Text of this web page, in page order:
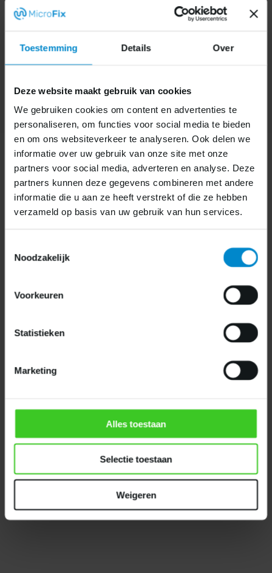
Toestemming Details Over
Deze website maakt gebruik van cookies
We gebruiken cookies om content en advertenties te
personaliseren, om functies voor social media te bieden
en om ons websiteverkeer te analyseren. Ook delen we
informatie over uw gebruik van onze site met onze
partners voor social media, adverteren en analyse. Deze
partners kunnen deze gegevens combineren met andere
informatie die u aan ze heeft verstrekt of die ze hebben
verzameld op basis van uw gebruik van hun services.
Noodzakelijk
Voorkeuren
Statistieken
Marketing
Alles toestaan
Selectie toestaan
Weigeren